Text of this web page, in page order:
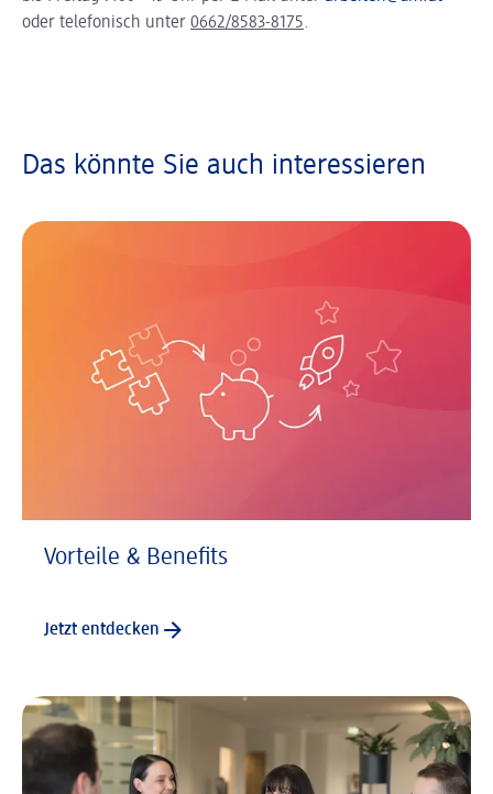
oder telefonisch unter 0662/8583-8175.
Das könnte Sie auch interessieren
Vorteile & Benefits
Jetzt entdecken